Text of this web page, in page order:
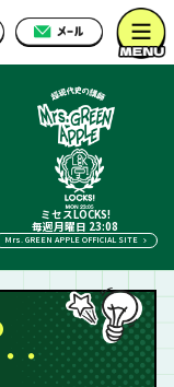
ミセスLOCKS!
毎週月曜日 23:08
Mrs. GREEN APPLE OFFICIAL SITE
・